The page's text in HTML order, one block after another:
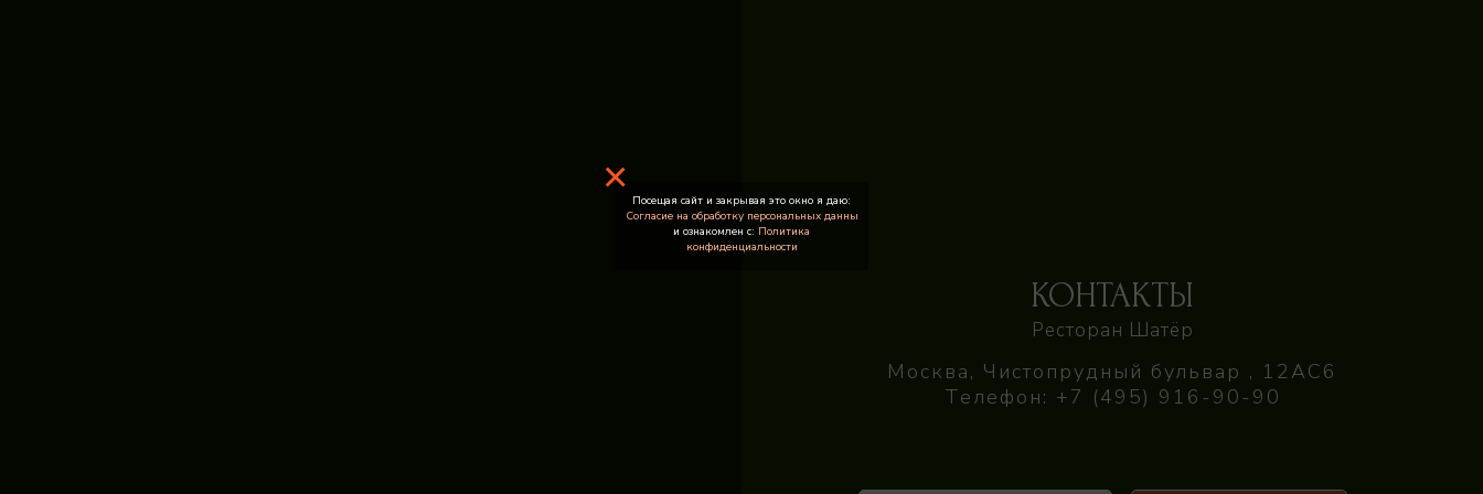
КОНТАКТЫ
Ресторан Шатёр
Москва, Чистопрудный бульвар , 12АС6
Телефон: +7 (495) 916-90-90
Посещая сайт и закрывая это окно я даю:
Согласие на обработку персональных данны
и ознакомлен с: Политика
конфиденциальности
×